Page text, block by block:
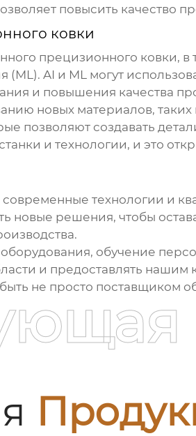
повысить качество
ковки
прецизионного ковки, в
(ML). AI и ML могут
и повышения качества
новых материалов,
позволяют создавать
и технологии, и это
современные технологии и
новые решения, чтобы
обучение
и предоставлять
не просто поставщиком